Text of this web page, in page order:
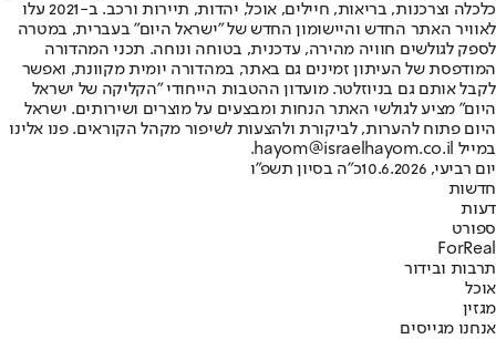
כלכלה וצרכנות, בריאות, חיילים, אוכל, יהדות, תיירות ורכב. ב-2021 עלו
לאוויר האתר החדש והיישומון החדש של "ישראל היום" בעברית, במטרה
לספק לגולשים חוויה מהירה, עדכנית, בטוחה ונוחה. תכני המהדורה
המודפסת של העיתון זמינים גם באתר, במהדורה יומית מקוונת, ואפשר
לקבל אותם גם בניוזלטר. מועדון ההטבות הייחודי "הקליקה של ישראל
היום" מציע לגולשי האתר הנחות ומבצעים על מוצרים ושירותים. ישראל
היום פתוח להערות, לביקורת ולהצעות לשיפור מקהל הקוראים. פנו אלינו
במייל hayom@israelhayom.co.il.
יום רביעי, 10.6.2026
כ"ה בסיון תשפ"ו
חדשות
דעות
ספורט
ForReal
תרבות ובידור
אוכל
מגזין
אנחנו מגייסים